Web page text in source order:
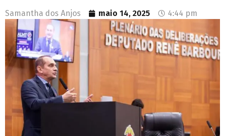
Samantha dos Anjos maio 14, 2025 4:44 pm